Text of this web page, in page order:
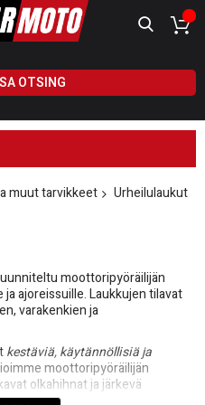
OTSING
muut tarvikkeet Urheilulaukut
moottoripyöräilijän
ajoreissuille. Laukkujen tilavat
varakenkien ja
kestäviä, käytännöllisiä ja
moottoripyöräilijän
olkahihnat ja järkevä
sujuvaa.